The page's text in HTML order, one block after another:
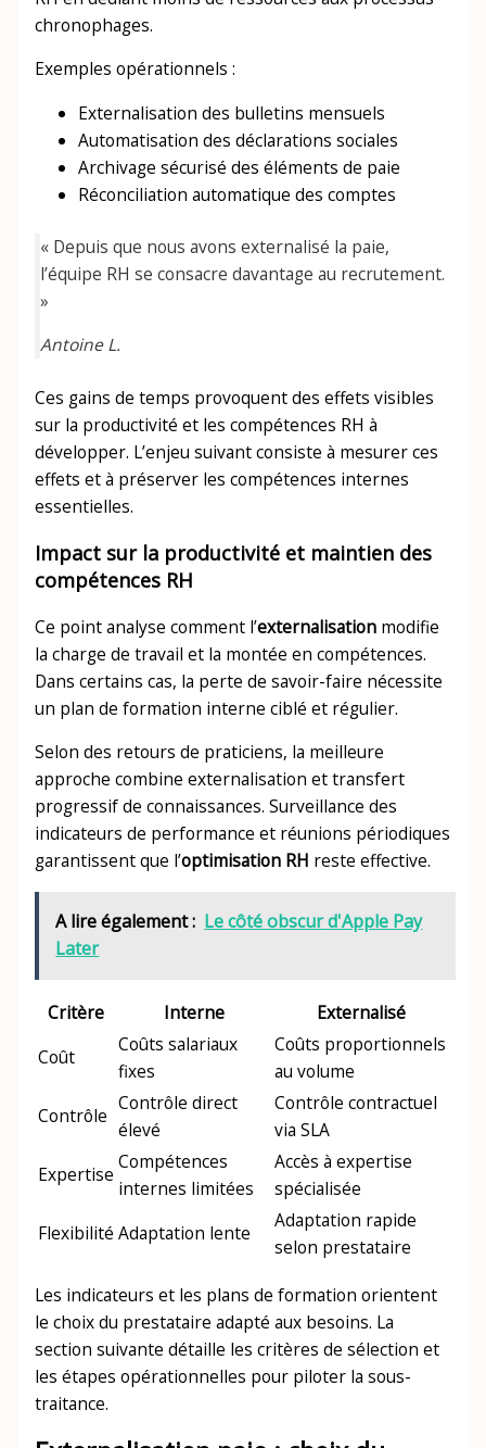
chronophages.
Exemples opérationnels :
Externalisation des bulletins mensuels
Automatisation des déclarations sociales
Archivage sécurisé des éléments de paie
Réconciliation automatique des comptes
« Depuis que nous avons externalisé la paie,
l’équipe RH se consacre davantage au recrutement.
»
Antoine L.
Ces gains de temps provoquent des effets visibles
sur la productivité et les compétences RH à
développer. L’enjeu suivant consiste à mesurer ces
effets et à préserver les compétences internes
essentielles.
Impact sur la productivité et maintien des
compétences RH
Ce point analyse comment l’externalisationmodifie
la charge de travail et la montée en compétences.
Dans certains cas, la perte de savoir-faire nécessite
un plan de formation interne ciblé et régulier.
Selon des retours de praticiens, la meilleure
approche combine externalisation et transfert
progressif de connaissances. Surveillance des
indicateurs de performance et réunions périodiques
garantissent que l’optimisation RH reste effective.
A lire également : Le côté obscur d'Apple Pay
Later
Critère Interne
Externalisé
Coût
Coûts salariaux
fixes
Coûts proportionnels
au volume
Contrôle
Contrôle direct
élevé
Contrôle contractuel
via SLA
Expertise
Compétences
internes limitées
Accès à expertise
spécialisée
Flexibilité Adaptation lente
Adaptation rapide
selon prestataire
Les indicateurs et les plans de formation orientent
le choix du prestataire adapté aux besoins. La
section suivante détaille les critères de sélection et
les étapes opérationnelles pour piloter la sous-
traitance.